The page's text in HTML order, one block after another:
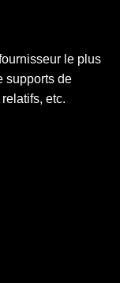
le plus
supports de
etc.